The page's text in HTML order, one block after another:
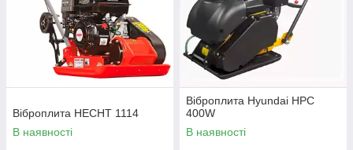
Віброплита HECHT 1114
В наявності
Віброплита Hyundai HPC
400W
В наявності